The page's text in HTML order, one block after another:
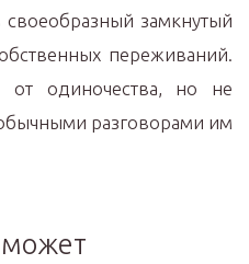
замкнутый
переживаний.
от одиночества, но не
разговорами им